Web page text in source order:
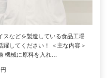
スなどを製造している食品工場
躍してください！ ＜主な内容＞
機械に原料を入れ…